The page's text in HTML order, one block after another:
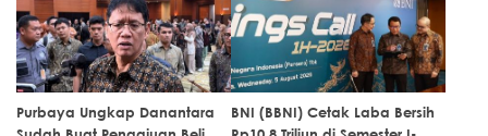
Purbaya Ungkap Danantara
BNI (BBNI) Cetak Laba Bersih